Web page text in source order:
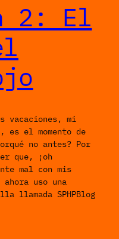
2: El
vacaciones, mi
es el momento de
no antes? Por
que, ¡oh
mal con mis
uso una
llamada SPHPBlog